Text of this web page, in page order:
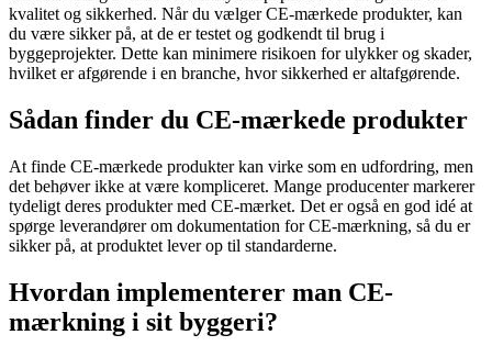
kvalitet og sikkerhed. Når du vælger CE-mærkede produkter, kan
du være sikker på, at de er testet og godkendt til brug i
byggeprojekter. Dette kan minimere risikoen for ulykker og skader,
hvilket er afgørende i en branche, hvor sikkerhed er altafgørende.
Sådan finder du CE-mærkede produkter
At finde CE-mærkede produkter kan virke som en udfordring, men
det behøver ikke at være kompliceret. Mange producenter markerer
tydeligt deres produkter med CE-mærket. Det er også en god idé at
spørge leverandører om dokumentation for CE-mærkning, så du er
sikker på, at produktet lever op til standarderne.
Hvordan implementerer man CE-
mærkning i sit byggeri?